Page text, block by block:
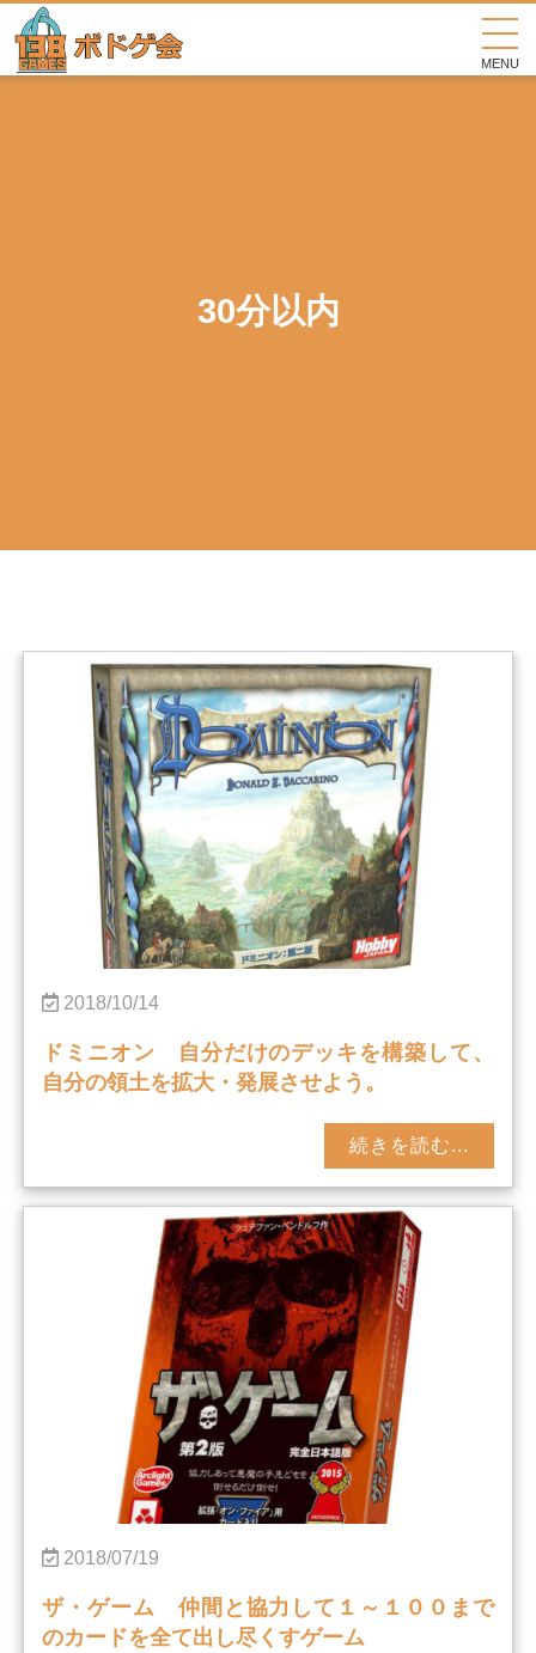
MENU
30分以内
2018/10/14
ドミニオン 自分だけのデッキを構築して、
自分の領土を拡大・発展させよう。
続きを読む...
2018/07/19
ザ・ゲーム 仲間と協力して１～１００まで
のカードを全て出し尽くすゲーム